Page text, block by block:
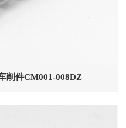
削件CM001-008DZ